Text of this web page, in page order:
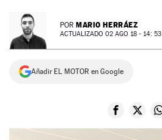
POR MARIO HERRÁEZ
ACTUALIZADO 02 AGO 18 - 14: 53
Añadir EL MOTOR en Google